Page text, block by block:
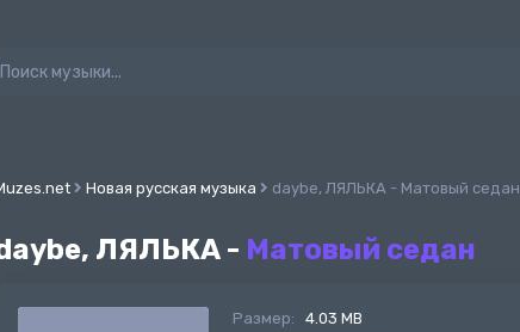
Новая русская музыка daybe, ЛЯЛЬКА - Матовый седан
ЛЯЛЬКА - Матовый седан
Размер:
4.03 MB